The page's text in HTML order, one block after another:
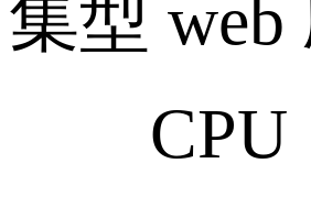
集型 web
CPU